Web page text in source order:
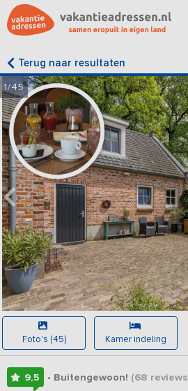
Terug naar resultaten
1/45
Foto's (45) Kamer indeling
9,5 • Buitengewoon! (68 reviews